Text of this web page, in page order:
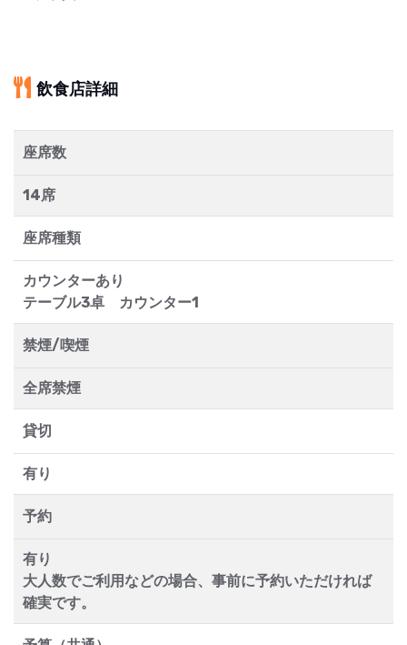
飲食店詳細
座席数
14席
座席種類
カウンターあり
テーブル3卓 カウンター1
禁煙/喫煙
全席禁煙
貸切
有り
予約
有り
大人数でご利用などの場合、事前に予約いただければ
確実です。